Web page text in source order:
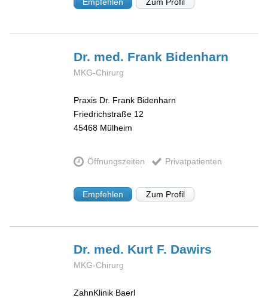
Dr. med. Frank Bidenharn
MKG-Chirurg
Praxis Dr. Frank Bidenharn
Friedrichstraße 12
45468 Mülheim
Öffnungszeiten Privatpatienten
Empfehlen Zum Profil
Dr. med. Kurt F. Dawirs
MKG-Chirurg
ZahnKlinik Baerl